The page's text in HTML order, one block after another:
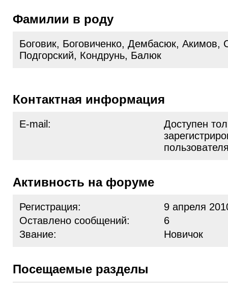
Фамилии в роду
Боговик, Боговиченко, Дембасюк, Акимов,
Подгорский, Кондрунь, Балюк
Контактная информация
E-mail:
Доступен
Активность на форуме
Регистрация:
9 апреля
Оставлено сообщений:
6
Звание:
Новичок
Посещаемые разделы